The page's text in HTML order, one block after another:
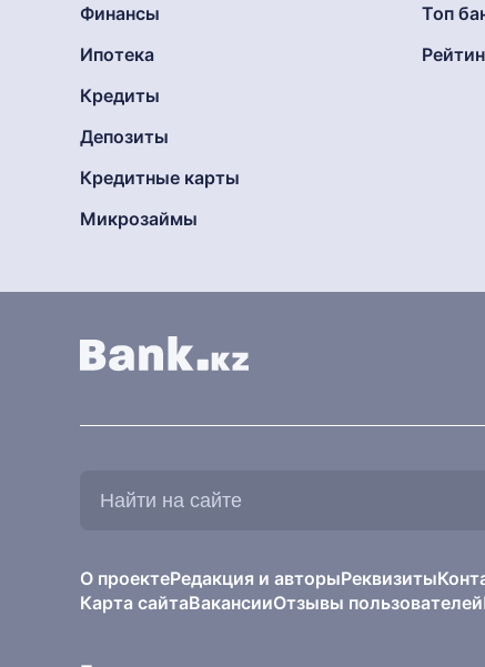
Финансы
Ипотека
Кредиты
Депозиты
Кредитные карты
Микрозаймы
Топ
О проектеРедакция и авторыРеквизиты
Карта сайтаВакансииОтзывы пользователей